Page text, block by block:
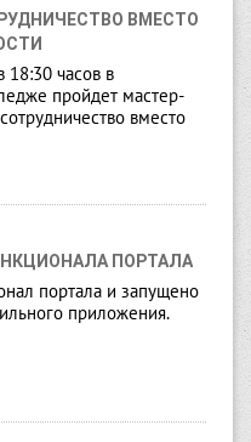
ВМЕСТО
18:30 часов в
пройдет мастер-
вместо
ПОРТАЛА
портала и запущено
приложения.